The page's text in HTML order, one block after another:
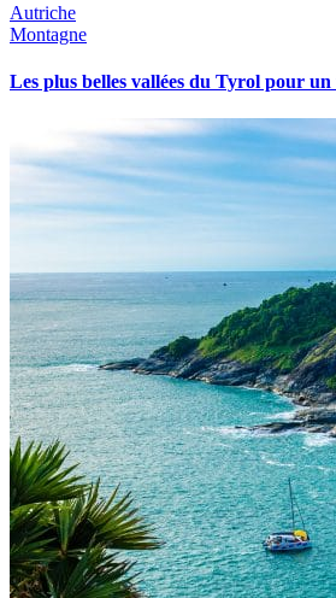
Autriche
Montagne
Les plus belles vallées du Tyrol pour